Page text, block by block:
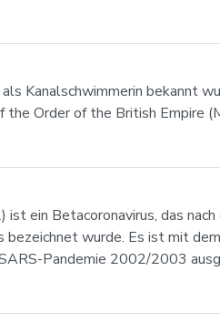
Kanalschwimmerin bekannt
Order of the British Empire
ein Betacoronavirus, das nach
bezeichnet wurde. Es ist mit
Pandemie 2002/2003